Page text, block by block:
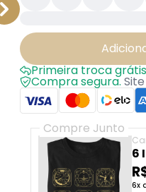
Primeira troca
Compra segura.
Compre Junto
6
6x